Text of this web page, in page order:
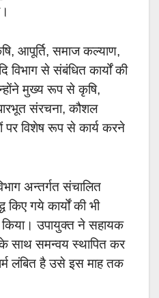
आपूर्ति, समाज कल्याण,
विभाग से संबंधित कार्यों की
मुख्य रूप से कृषि,
संरचना, कौशल
पर विशेष रूप से कार्य करने
अन्तर्गत संचालित
गये कार्यों की भी
किया। उपायुक्त ने सहायक
साथ समन्वय स्थापित कर
लंबित है उसे इस माह तक